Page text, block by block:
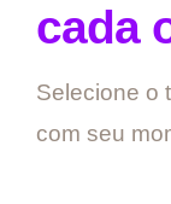
cada
Selecione o
com seu